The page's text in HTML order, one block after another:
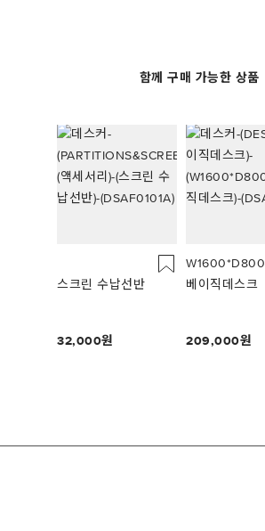
함께 구매 가능한 상품
스크린 수납선반
32,000
W1600*D800
베이직데스크
209,000